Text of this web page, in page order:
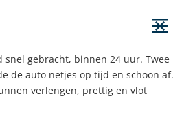
snel gebracht, binnen 24 uur. Twee
de auto netjes op tijd en schoon af.
verlengen, prettig en vlot